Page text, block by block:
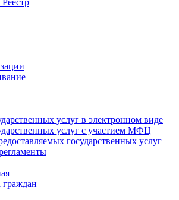
услуг в электронном виде
услуг с участием МФЦ
государственных услуг
граждан